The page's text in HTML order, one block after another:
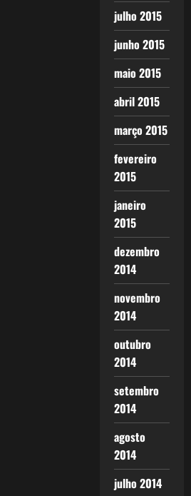
julho 2015
junho 2015
maio 2015
abril 2015
março 2015
fevereiro
2015
janeiro
2015
dezembro
2014
novembro
2014
outubro
2014
setembro
2014
agosto
2014
julho 2014